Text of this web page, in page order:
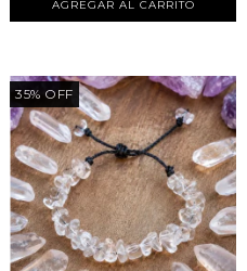
35% OFF